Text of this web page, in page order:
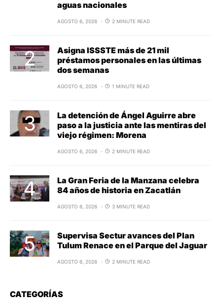
aguas nacionales
AGOSTO 6, 2026 2 MINUTE READ
Asigna ISSSTE más de 21 mil
préstamos personales en las últimas
dos semanas
AGOSTO 6, 2026 1 MINUTE READ
La detención de Ángel Aguirre abre
paso a la justicia ante las mentiras del
viejo régimen: Morena
AGOSTO 6, 2026 2 MINUTE READ
La Gran Feria de la Manzana celebra
84 años de historia en Zacatlán
AGOSTO 6, 2026 3 MINUTE READ
Supervisa Sectur avances del Plan
Tulum Renace en el Parque del Jaguar
AGOSTO 6, 2026 2 MINUTE READ
CATEGORÍAS